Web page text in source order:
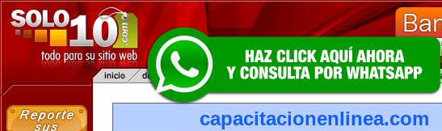
capacitacionenlinea.com